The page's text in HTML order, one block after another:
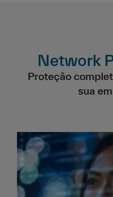
Network
Proteção
sua